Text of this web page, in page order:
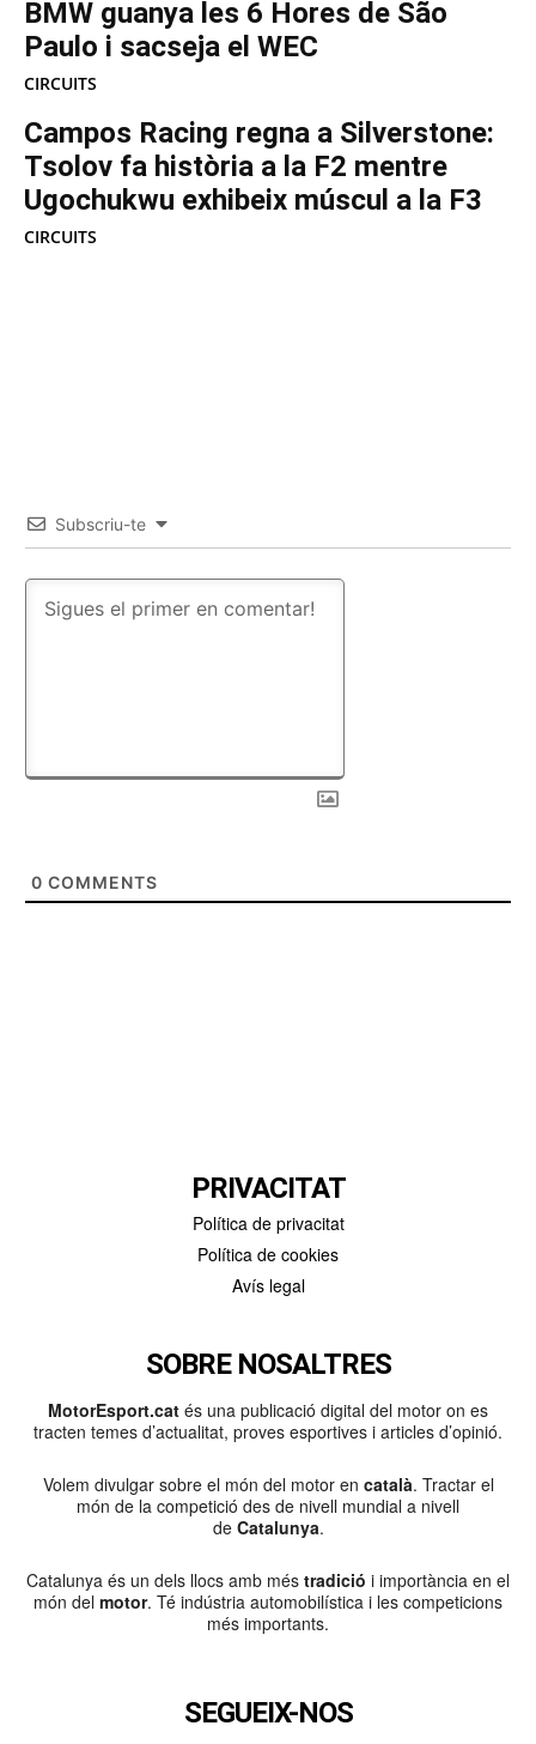
BMW guanya les 6 Hores de São
Paulo i sacseja el WEC
CIRCUITS
Campos Racing regna a Silverstone:
Tsolov fa història a la F2 mentre
Ugochukwu exhibeix múscul a la F3
CIRCUITS
Subscriu-te
0 COMMENTS
PRIVACITAT
Política de privacitat
Política de cookies
Avís legal
SOBRE NOSALTRES
MotorEsport.cat és una publicació digital del motor on es
tracten temes d’actualitat, proves esportives i articles d’opinió.
Volem divulgar sobre el món del motor en català. Tractar el
món de la competició des de nivell mundial a nivell
de Catalunya.
Catalunya és un dels llocs amb més tradició i importància en el
món del motor. Té indústria automobilística i les competicions
més importants.
SEGUEIX-NOS